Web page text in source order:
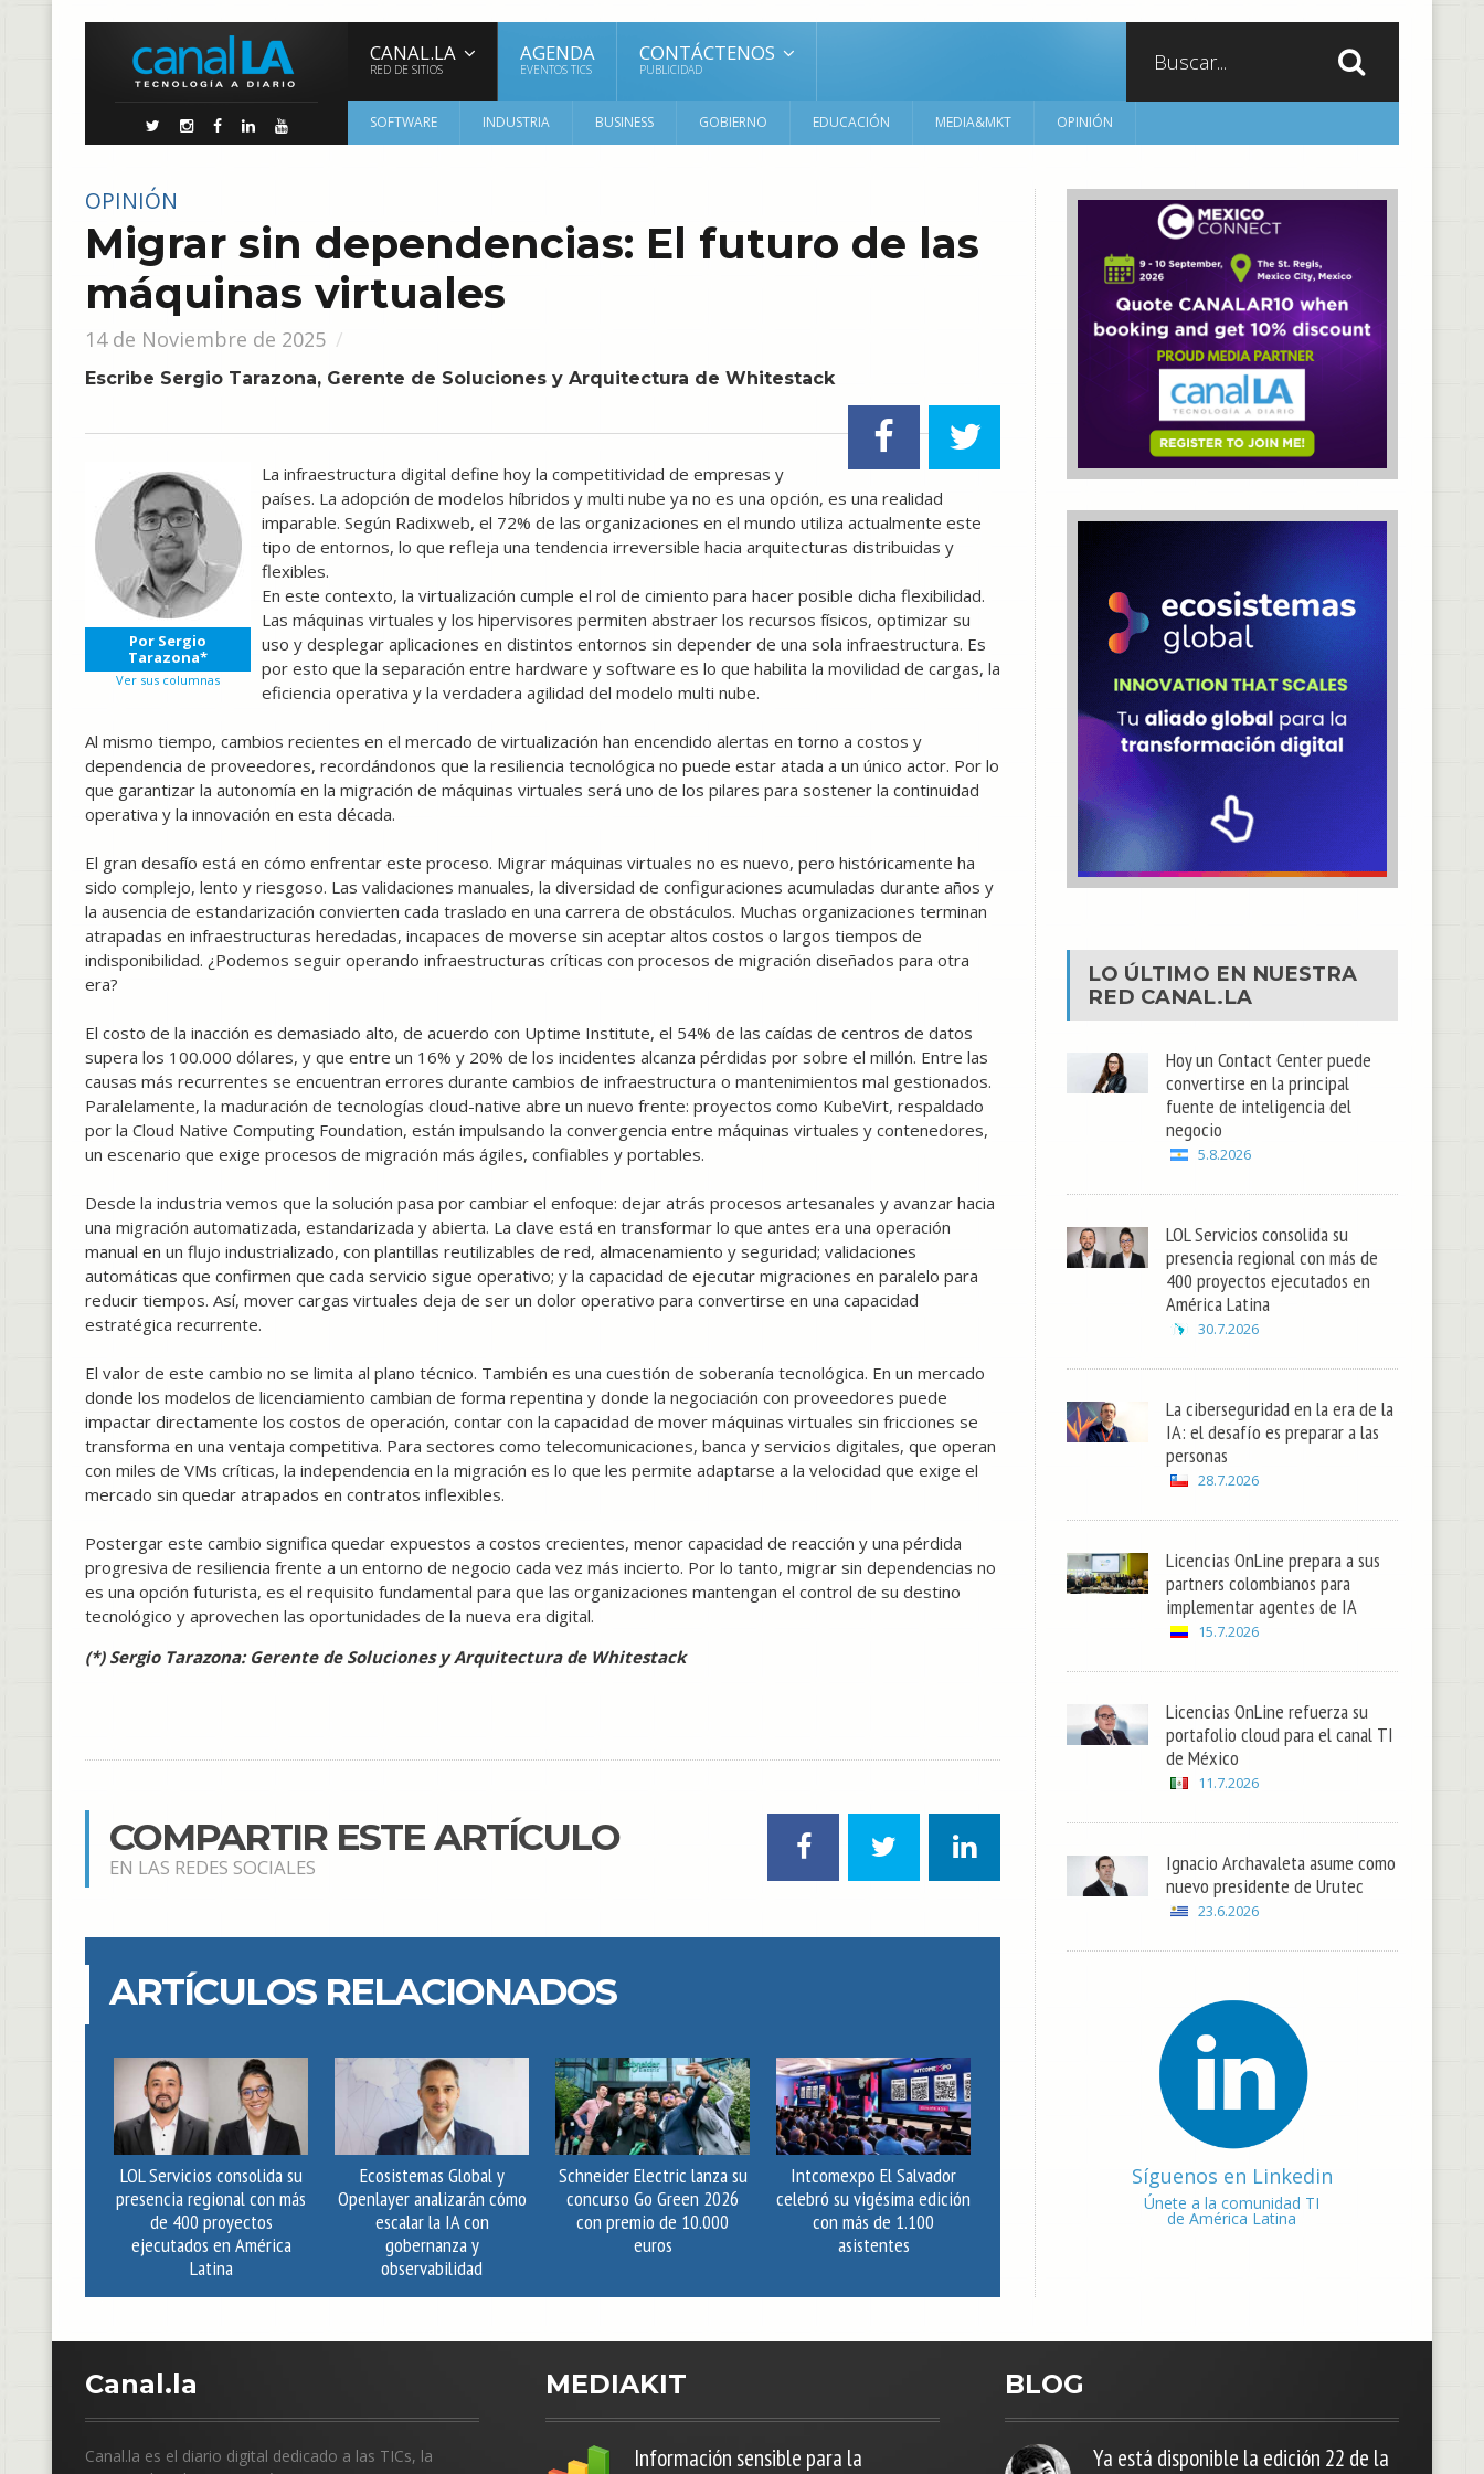
CANAL.LA
RED DE SITIOS
AGENDA
EVENTOS TICS
CONTÁCTENOS
PUBLICIDAD
SOFTWARE INDUSTRIA BUSINESS GOBIERNO EDUCACIÓN MEDIA&MKT OPINIÓN
OPINIÓN
Migrar sin dependencias: El futuro de las
máquinas virtuales
14 de Noviembre de 2025
Escribe Sergio Tarazona, Gerente de Soluciones y Arquitectura de Whitestack
Por Sergio
Tarazona*
Ver sus columnas
La infraestructura digital define hoy la competitividad de empresas y
países. La adopción de modelos híbridos y multi nube ya no es una opción, es una realidad
imparable. Según Radixweb, el 72% de las organizaciones en el mundo utiliza actualmente este
tipo de entornos, lo que refleja una tendencia irreversible hacia arquitecturas distribuidas y
flexibles.
En este contexto, la virtualización cumple el rol de cimiento para hacer posible dicha flexibilidad.
Las máquinas virtuales y los hipervisores permiten abstraer los recursos físicos, optimizar su
uso y desplegar aplicaciones en distintos entornos sin depender de una sola infraestructura. Es
por esto que la separación entre hardware y software es lo que habilita la movilidad de cargas, la
eficiencia operativa y la verdadera agilidad del modelo multi nube.
Al mismo tiempo, cambios recientes en el mercado de virtualización han encendido alertas en torno a costos y
dependencia de proveedores, recordándonos que la resiliencia tecnológica no puede estar atada a un único actor. Por lo
que garantizar la autonomía en la migración de máquinas virtuales será uno de los pilares para sostener la continuidad
operativa y la innovación en esta década.
El gran desafío está en cómo enfrentar este proceso. Migrar máquinas virtuales no es nuevo, pero históricamente ha
sido complejo, lento y riesgoso. Las validaciones manuales, la diversidad de configuraciones acumuladas durante años y
la ausencia de estandarización convierten cada traslado en una carrera de obstáculos. Muchas organizaciones terminan
atrapadas en infraestructuras heredadas, incapaces de moverse sin aceptar altos costos o largos tiempos de
indisponibilidad. ¿Podemos seguir operando infraestructuras críticas con procesos de migración diseñados para otra
era?
El costo de la inacción es demasiado alto, de acuerdo con Uptime Institute, el 54% de las caídas de centros de datos
supera los 100.000 dólares, y que entre un 16% y 20% de los incidentes alcanza pérdidas por sobre el millón. Entre las
causas más recurrentes se encuentran errores durante cambios de infraestructura o mantenimientos mal gestionados.
Paralelamente, la maduración de tecnologías cloud-native abre un nuevo frente: proyectos como KubeVirt, respaldado
por la Cloud Native Computing Foundation, están impulsando la convergencia entre máquinas virtuales y contenedores,
un escenario que exige procesos de migración más ágiles, confiables y portables.
Desde la industria vemos que la solución pasa por cambiar el enfoque: dejar atrás procesos artesanales y avanzar hacia
una migración automatizada, estandarizada y abierta. La clave está en transformar lo que antes era una operación
manual en un flujo industrializado, con plantillas reutilizables de red, almacenamiento y seguridad; validaciones
automáticas que confirmen que cada servicio sigue operativo; y la capacidad de ejecutar migraciones en paralelo para
reducir tiempos. Así, mover cargas virtuales deja de ser un dolor operativo para convertirse en una capacidad
estratégica recurrente.
El valor de este cambio no se limita al plano técnico. También es una cuestión de soberanía tecnológica. En un mercado
donde los modelos de licenciamiento cambian de forma repentina y donde la negociación con proveedores puede
impactar directamente los costos de operación, contar con la capacidad de mover máquinas virtuales sin fricciones se
transforma en una ventaja competitiva. Para sectores como telecomunicaciones, banca y servicios digitales, que operan
con miles de VMs críticas, la independencia en la migración es lo que les permite adaptarse a la velocidad que exige el
mercado sin quedar atrapados en contratos inflexibles.
Postergar este cambio significa quedar expuestos a costos crecientes, menor capacidad de reacción y una pérdida
progresiva de resiliencia frente a un entorno de negocio cada vez más incierto. Por lo tanto, migrar sin dependencias no
es una opción futurista, es el requisito fundamental para que las organizaciones mantengan el control de su destino
tecnológico y aprovechen las oportunidades de la nueva era digital.
(*) Sergio Tarazona: Gerente de Soluciones y Arquitectura de Whitestack
COMPARTIR ESTE ARTÍCULO
EN LAS REDES SOCIALES
ARTÍCULOS RELACIONADOS
LOL Servicios consolida su
presencia regional con más
de 400 proyectos
ejecutados en América
Latina
Ecosistemas Global y
Openlayer analizarán cómo
escalar la IA con
gobernanza y
observabilidad
Schneider Electric lanza su
concurso Go Green 2026
con premio de 10.000
euros
Intcomexpo El Salvador
celebró su vigésima edición
con más de 1.100
asistentes
LO ÚLTIMO EN NUESTRA
RED CANAL.LA
Hoy un Contact Center puede
convertirse en la principal
fuente de inteligencia del
negocio
5.8.2026
LOL Servicios consolida su
presencia regional con más de
400 proyectos ejecutados en
América Latina
30.7.2026
La ciberseguridad en la era de la
IA: el desafío es preparar a las
personas
28.7.2026
Licencias OnLine prepara a sus
partners colombianos para
implementar agentes de IA
15.7.2026
Licencias OnLine refuerza su
portafolio cloud para el canal TI
de México
11.7.2026
Ignacio Archavaleta asume como
nuevo presidente de Urutec
23.6.2026
Síguenos en Linkedin
Únete a la comunidad TI
de América Latina
Canal.la
Canal.la es el diario digital dedicado a las TICs, la
MEDIAKIT
Información sensible para la
BLOG
Ya está disponible la edición 22 de la